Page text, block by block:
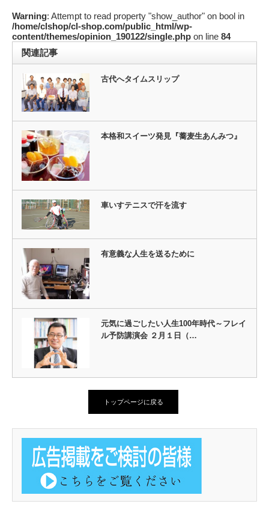
Warning: Attempt to read property "show_author" on bool in
/home/clshop/cl-shop.com/public_html/wp-
content/themes/opinion_190122/single.php on line 84
関連記事
古代へタイムスリップ
本格和スイーツ発見『蕎麦生あんみつ』
車いすテニスで汗を流す
有意義な人生を送るために
元気に過ごしたい人生100年時代～フレイ
ル予防講演会 ２月１日（…
トップページに戻る